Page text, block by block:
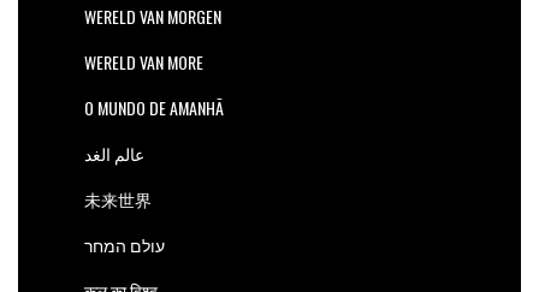
WERELD VAN MORGEN
WERELD VAN MORE
O MUNDO DE AMANHÃ
عالم الغد
未来世界
עולם המחר